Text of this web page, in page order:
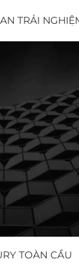
TRẢI
TOÀN CẦU